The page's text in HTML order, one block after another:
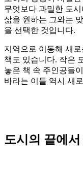
무엇보다 과밀한 도
삶을 원하는 그와는
을 선택한 것입니다.
지역으로 이동해 새
책도 있습니다. 작은
놓은 책 속 주인공들
바라는 이들 역시 새
도시의 끝에